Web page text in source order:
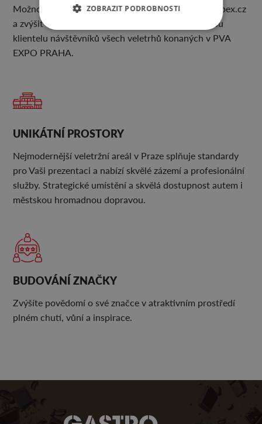
Možnost prodávat své produkty také online na shopex.cz
a zvýšit tak jejich dostupnost po celý rok pro novou
klientelu návštěvníků všech veletrhů konaných v PVA
EXPO PRAHA.
UNIKÁTNÍ PROSTORY
Nejmodernější veletržní areál v Praze splňuje standardy
pro Vaši prezentaci a nabízí skvělé zázemí a profesionální
služby. Strategické umístění a skvělá dostupnost autem i
městskou hromadnou dopravou.
BUDOVÁNÍ ZNAČKY
Zvýšíte povědomí o své značce v atraktivním prostředí
plném chutí, vůní a inspirace.
ZOBRAZIT PODROBNOSTI